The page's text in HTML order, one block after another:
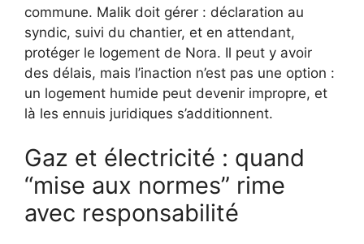
commune. Malik doit gérer : déclaration au
syndic, suivi du chantier, et en attendant,
protéger le logement de Nora. Il peut y avoir
des délais, mais l’inaction n’est pas une option :
un logement humide peut devenir impropre, et
là les ennuis juridiques s’additionnent.
Gaz et électricité : quand
“mise aux normes” rime
avec responsabilité